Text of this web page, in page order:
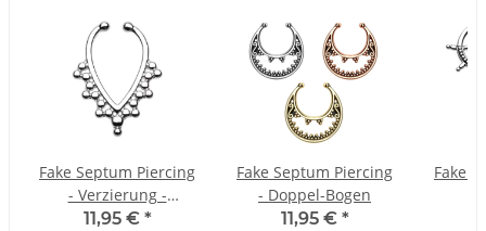
Fake Septum Piercing
- Verzierung -
Länglich
11,95 € *
Fake Septum Piercing
- Doppel-Bogen
11,95 € *
Fake